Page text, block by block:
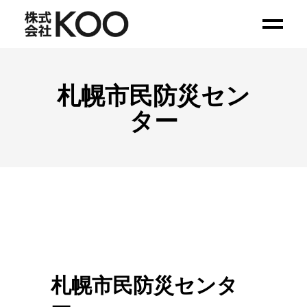
札幌市民防災セン
ター
札幌市民防災センタ